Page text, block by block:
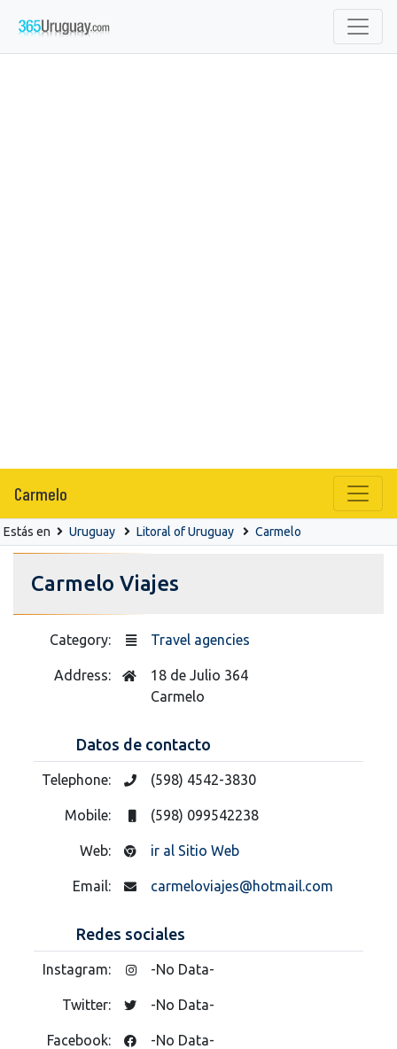
Carmelo
Estás en Uruguay Litoral of Uruguay Carmelo
Carmelo Viajes
Category: Travel agencies
Address:
18 de Julio 364
Carmelo
Datos de contacto
Telephone: (598) 4542-3830
Mobile: (598) 099542238
Web: ir al Sitio Web
Email: carmeloviajes@hotmail.com
Redes sociales
Instagram: -No Data-
Twitter: -No Data-
Facebook: -No Data-